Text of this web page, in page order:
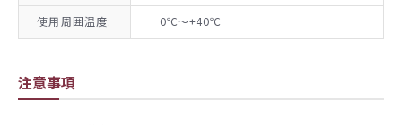
使用周囲温度: 0℃～+40℃​
注意事項